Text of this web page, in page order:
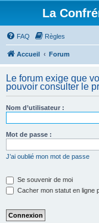
La
FAQ Règles
Accueil Forum
Le forum exige que
pouvoir consulter le
Nom d’utilisateur :
Mot de passe :
J’ai oublié mon mot de passe
Se souvenir de moi
Cacher mon statut en ligne